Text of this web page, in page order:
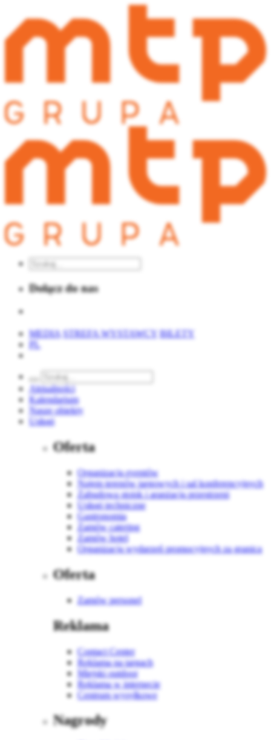
Dołącz do nas
MEDIA STREFA WYSTAWCY BILETY
PL
Aktualności
Kalendarium
Nasze obiekty
Usługi
Oferta
Organizacja eventów
Najem terenów targowych i sal konferencyjnych
Zabudowa stoisk i aranżacja przestrzeni
Usługi techniczne
Gastronomia
Zamów catering
Zamów hotel
Organizacja wydarzeń promocyjnych za granicą
Oferta
Zamów personel
Reklama
Contact Center
Reklama na targach
Miejski outdoor
Reklama w internecie
Centrum wysyłkowe
Nagrody